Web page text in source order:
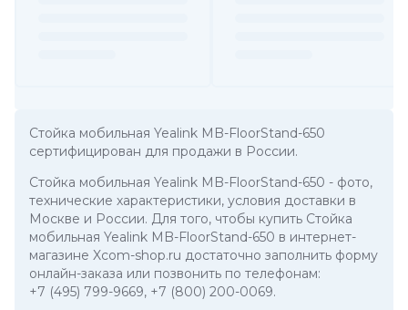
Стойка мобильная Yealink MB-FloorStand-650
сертифицирован для продажи в России.
Стойка мобильная Yealink MB-FloorStand-650 - фото,
технические характеристики, условия доставки в
Москве и России. Для того, чтобы купить Стойка
мобильная Yealink MB-FloorStand-650 в интернет-
магазине Xcom-shop.ru достаточно заполнить форму
онлайн-заказа или позвонить по телефонам:
+7 (495) 799-9669, +7 (800) 200-0069.